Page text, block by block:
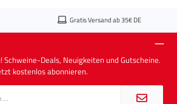
Gratis Versand ab 35€ DE
Schweine-Deals, Neuigkeiten und Gutscheine.
kostenlos abonnieren.